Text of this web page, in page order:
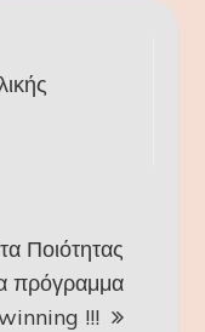
Ποιότητας
πρόγραμμα
!!!